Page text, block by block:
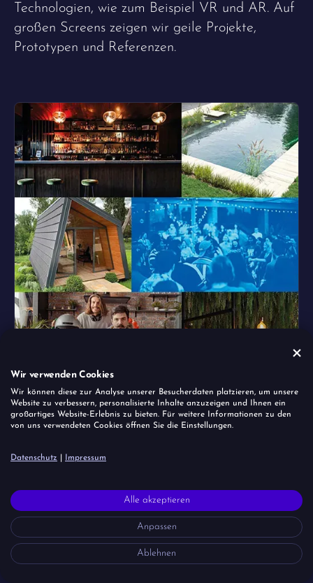
Technologien, wie zum Beispiel VR und AR. Auf
großen Screens zeigen wir geile Projekte,
Prototypen und Referenzen.
Wir verwenden Cookies
Wir können diese zur Analyse unserer Besucherdaten platzieren, um unsere
Website zu verbessern, personalisierte Inhalte anzuzeigen und Ihnen ein
großartiges Website-Erlebnis zu bieten. Für weitere Informationen zu den
von uns verwendeten Cookies öffnen Sie die Einstellungen.
Datenschutz Impressum
Alle akzeptieren
Anpassen
Ablehnen